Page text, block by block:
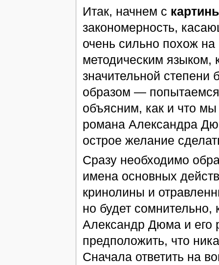
Итак, начнем с
закономерность,
очень сильно похож на
методическим языком,
значительной
образом — попытаемся
объясним, как и что
романа Александра
острое желание
Сразу необходимо
имена основных
кринолины и
но будет сомнительно,
Александр Дюма и его
предположить, что
Сначала ответить на